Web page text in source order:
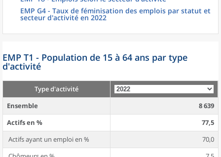
EMP G4 - Taux de féminisation des emplois par statut et
secteur d'activité en 2022
EMP T1 - Population de 15 à 64 ans par type
d'activité
Type d'activité
Ensemble
8 639
Actifs en %
77,5
Actifs ayant un emploi en %
70,0